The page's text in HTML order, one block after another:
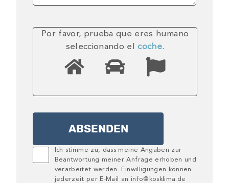
Por favor, prueba que eres humano
seleccionando el
coche.
Ich stimme zu, dass meine Angaben zur
Beantwortung meiner Anfrage erhoben und
verarbeitet werden. Einwilligungen können
jederzeit per E-Mail an info@kosklima.de